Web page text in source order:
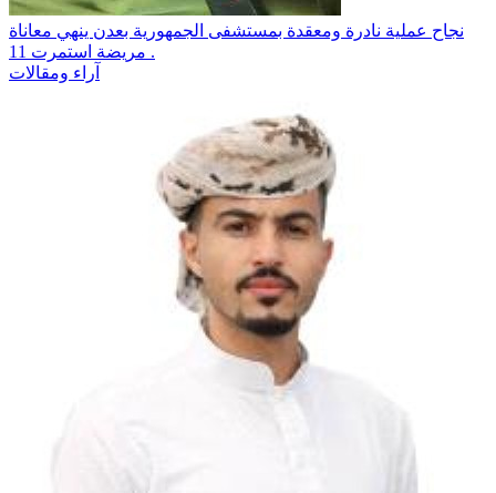
نجاح عملية نادرة ومعقدة بمستشفى الجمهورية بعدن ينهي معاناة
مريضة استمرت 11 .
آراء ومقالات